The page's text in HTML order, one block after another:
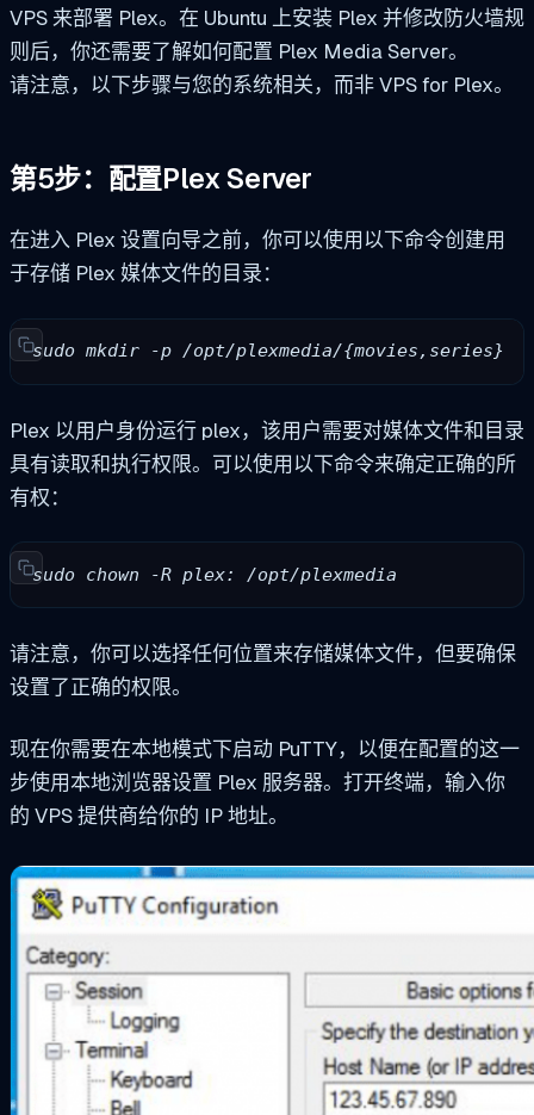
VPS 来部署 Plex。在 Ubuntu 上安装 Plex 并修改防火墙规
则后，你还需要了解如何配置 Plex Media Server。
请注意，以下步骤与您的系统相关，而非 VPS for Plex。
第5步：配置Plex Server
在进入 Plex 设置向导之前，你可以使用以下命令创建用
于存储 Plex 媒体文件的目录：
sudo mkdir -p /opt/plexmedia/{movies,series}
Plex 以用户身份运行 plex，该用户需要对媒体文件和目录
具有读取和执行权限。可以使用以下命令来确定正确的所
有权：
sudo chown -R plex: /opt/plexmedia
请注意，你可以选择任何位置来存储媒体文件，但要确保
设置了正确的权限。
现在你需要在本地模式下启动 PuTTY，以便在配置的这一
步使用本地浏览器设置 Plex 服务器。打开终端，输入你
的 VPS 提供商给你的 IP 地址。